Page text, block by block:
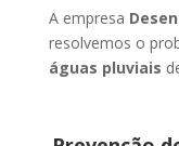
A empresa
resolvemos o
águas pluviais